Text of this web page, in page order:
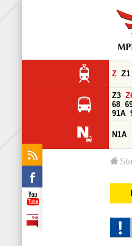
Z Z1
Z3
68
91A
N1A